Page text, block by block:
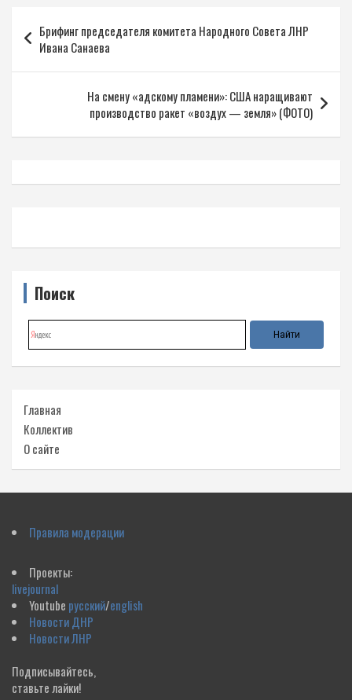
по
записям
Брифинг председателя комитета Народного Совета ЛНР
Ивана Санаева
На смену «адскому пламени»: США наращивают
производство ракет «воздух — земля» (ФОТО)
Поиск
Главная
Коллектив
О сайте
Правила модерации
Проекты:
livejournal
Youtube русский/english
Новости ДНР
Новости ЛНР
Подписывайтесь,
ставьте лайки!